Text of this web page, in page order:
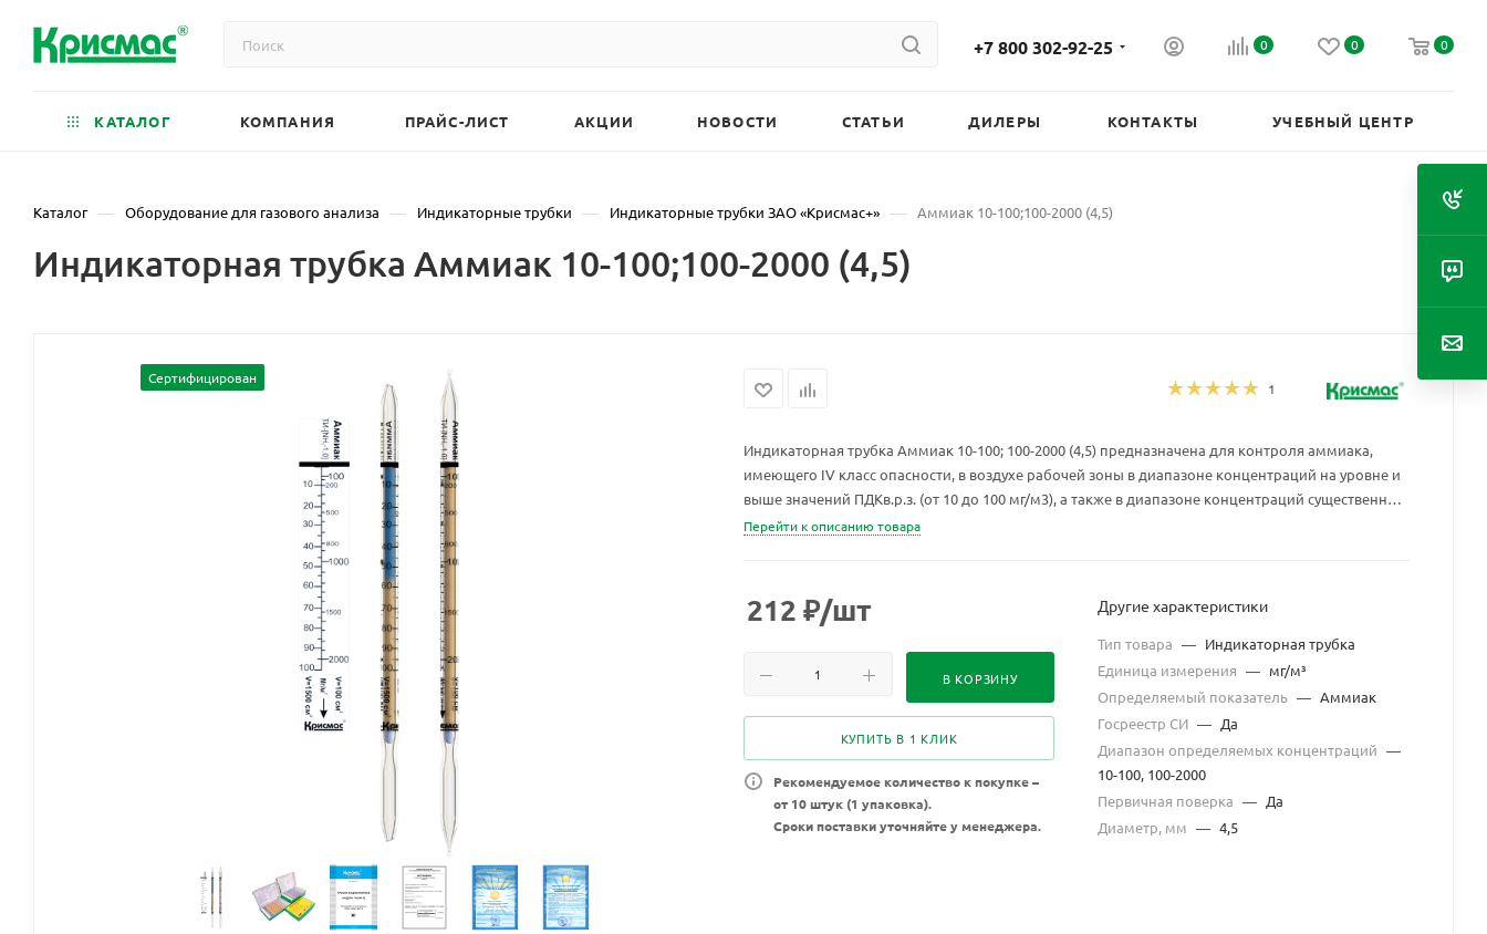
+7 800 302-92-25 0 0 0
КАТАЛОГ КОМПАНИЯ ПРАЙС-ЛИСТ АКЦИИ НОВОСТИ СТАТЬИ ДИЛЕРЫ КОНТАКТЫ УЧЕБНЫЙ ЦЕНТР
Каталог — Оборудование для газового анализа — Индикаторные трубки — Индикаторные трубки ЗАО «Крисмас+» — Аммиак 10-100;100-2000 (4,5)
Индикаторная трубка Аммиак 10-100;100-2000 (4,5)
Сертифицирован
1
Индикаторная трубка Аммиак 10-100; 100-2000 (4,5) предназначена для контроля аммиака,
имеющего IV класс опасности, в воздухе рабочей зоны в диапазоне концентраций на уровне и
выше значений ПДКв.р.з. (от 10 до 100 мг/м3), а также в диапазоне концентраций существенно
превышающих значения ПДКв.р.з. в аварийных ситуациях (от 100 до 2000 мг/м3).
Перейти к описанию товара
212 ₽/шт
В КОРЗИНУ
КУПИТЬ В 1 КЛИК
Рекомендуемое количество к покупке –
от 10 штук (1 упаковка).
Сроки поставки уточняйте у менеджера.
Другие характеристики
Тип товара — Индикаторная трубка
Единица измерения — мг/м³
Определяемый показатель — Аммиак
Госреестр СИ — Да
Диапазон определяемых концентраций —
10-100, 100-2000
Первичная поверка — Да
Диаметр, мм — 4,5